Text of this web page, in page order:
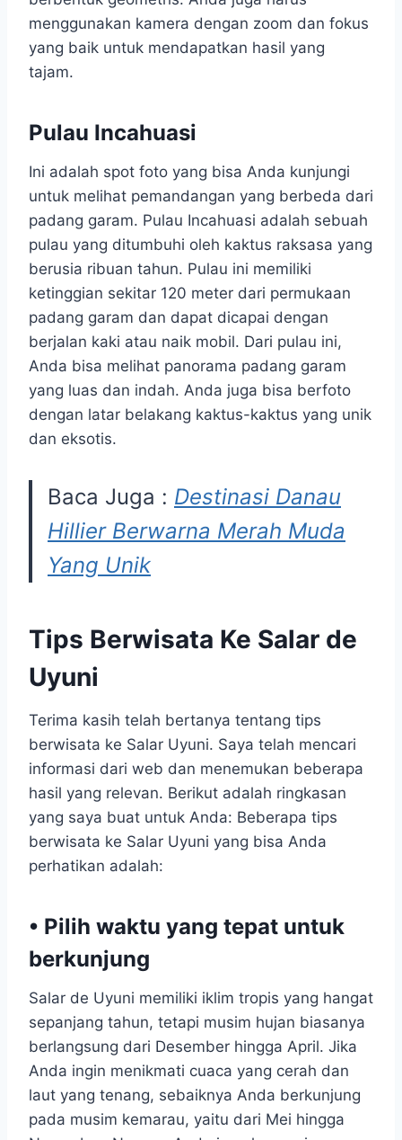
menggunakan kamera dengan zoom dan fokus
yang baik untuk mendapatkan hasil yang
tajam.
Pulau Incahuasi
Ini adalah spot foto yang bisa Anda kunjungi
untuk melihat pemandangan yang berbeda dari
padang garam. Pulau Incahuasi adalah sebuah
pulau yang ditumbuhi oleh kaktus raksasa yang
berusia ribuan tahun. Pulau ini memiliki
ketinggian sekitar 120 meter dari permukaan
padang garam dan dapat dicapai dengan
berjalan kaki atau naik mobil. Dari pulau ini,
Anda bisa melihat panorama padang garam
yang luas dan indah. Anda juga bisa berfoto
dengan latar belakang kaktus-kaktus yang unik
dan eksotis.
Baca Juga : Destinasi Danau
Hillier Berwarna Merah Muda
Yang Unik
Tips Berwisata Ke Salar de
Uyuni
Terima kasih telah bertanya tentang tips
berwisata ke Salar Uyuni. Saya telah mencari
informasi dari web dan menemukan beberapa
hasil yang relevan. Berikut adalah ringkasan
yang saya buat untuk Anda: Beberapa tips
berwisata ke Salar Uyuni yang bisa Anda
perhatikan adalah:
• Pilih waktu yang tepat untuk
berkunjung
Salar de Uyuni memiliki iklim tropis yang hangat
sepanjang tahun, tetapi musim hujan biasanya
berlangsung dari Desember hingga April. Jika
Anda ingin menikmati cuaca yang cerah dan
laut yang tenang, sebaiknya Anda berkunjung
pada musim kemarau, yaitu dari Mei hingga